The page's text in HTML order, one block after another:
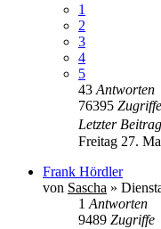
1
2
3
4
5
43 Antworten
76395 Zugriffe
Letzter Beitrag
Freitag 27.
Frank Hördler
von Sascha »
1 Antworten
9489 Zugriffe